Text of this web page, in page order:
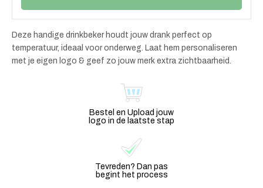
Deze handige drinkbeker houdt jouw drank perfect op
temperatuur, ideaal voor onderweg. Laat hem personaliseren
met je eigen logo & geef zo jouw merk extra zichtbaarheid.
Bestel en Upload jouw
logo in de laatste stap
Tevreden? Dan pas
begint het process